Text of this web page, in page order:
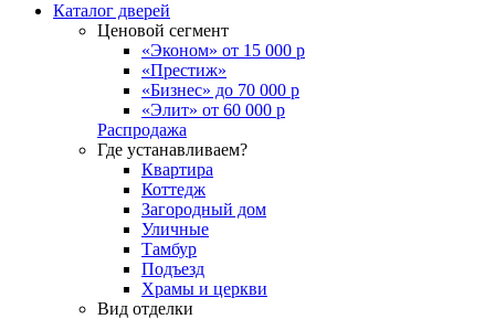
Каталог дверей
Ценовой сегмент
«Эконом» от 15 000 р
«Престиж»
«Бизнес» до 70 000 р
«Элит» от 60 000 р
Распродажа
Где устанавливаем?
Квартира
Коттедж
Загородный дом
Уличные
Тамбур
Подъезд
Храмы и церкви
Вид отделки